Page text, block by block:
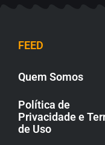
FEED
Quem Somos
Política de
Privacidade e
de Uso